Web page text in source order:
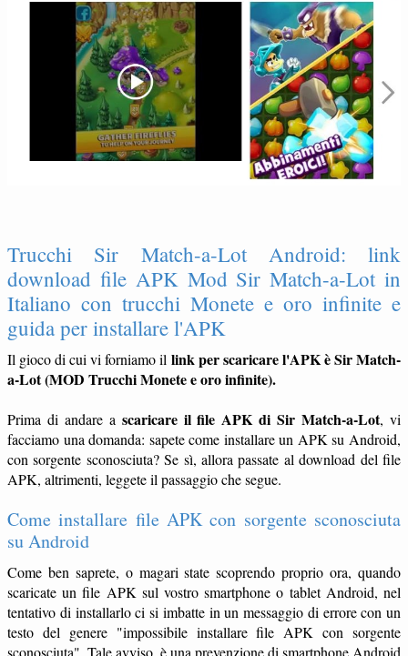
Trucchi Sir Match-a-Lot Android: link
download file APK Mod Sir Match-a-Lot in
Italiano con trucchi Monete e oro infinite e
guida per installare l'APK
Il gioco di cui vi forniamo il link per scaricare l'APK è Sir Match-
a-Lot (MOD Trucchi Monete e oro infinite).
Prima di andare a scaricare il file APK di Sir Match-a-Lot, vi
facciamo una domanda: sapete come installare un APK su Android,
con sorgente sconosciuta? Se sì, allora passate al download del file
APK, altrimenti, leggete il passaggio che segue.
Come installare file APK con sorgente sconosciuta
su Android
Come ben saprete, o magari state scoprendo proprio ora, quando
scaricate un file APK sul vostro smartphone o tablet Android, nel
tentativo di installarlo ci si imbatte in un messaggio di errore con un
testo del genere "impossibile installare file APK con sorgente
sconosciuta". Tale avviso, è una prevenzione di smartphone Android